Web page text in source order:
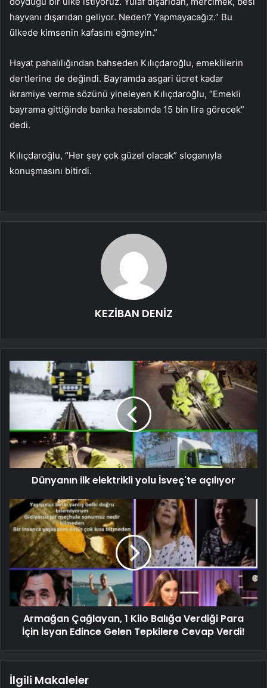
hayvanı dışarıdan geliyor. Neden? Yapmayacağız.” Bu
ülkede kimsenin kafasını eğmeyin.”
Hayat pahalılığından bahseden Kılıçdaroğlu, emeklilerin
dertlerine de değindi. Bayramda asgari ücret kadar
ikramiye verme sözünü yineleyen Kılıçdaroğlu, “Emekli
bayrama gittiğinde banka hesabında 15 bin lira görecek”
dedi.
Kılıçdaroğlu, “Her şey çok güzel olacak” sloganıyla
konuşmasını bitirdi.
KEZİBAN DENİZ
Dünyanın ilk elektrikli yolu İsveç'te açılıyor
Armağan Çağlayan, 1 Kilo Balığa Verdiği Para
İçin İsyan Edince Gelen Tepkilere Cevap Verdi!
İlgili Makaleler